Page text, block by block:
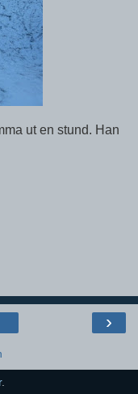
ut en stund. Han
›
.